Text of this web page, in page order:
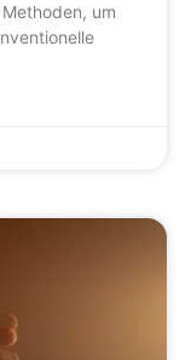
um